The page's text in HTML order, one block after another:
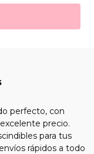
perfecto, con
precio.
para tus
rápidos a todo